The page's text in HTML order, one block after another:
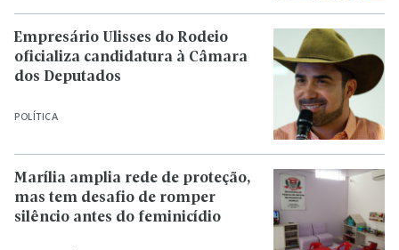
POLÍTICA
Empresário Ulisses do Rodeio
oficializa candidatura à Câmara
dos Deputados
Marília amplia rede de proteção,
mas tem desafio de romper
silêncio antes do feminicídio